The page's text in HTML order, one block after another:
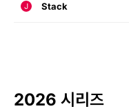
J Stack
2026 시리즈